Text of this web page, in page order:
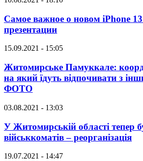
Самое важное о новом iPhone 13
презентации
15.09.2021 - 15:05
Житомирське Памуккале:
на який їдуть відпочивати з
ФОТО
03.08.2021 - 13:03
У Житомирській області тепер
військкоматів – реорганізація
19.07.2021 - 14:47